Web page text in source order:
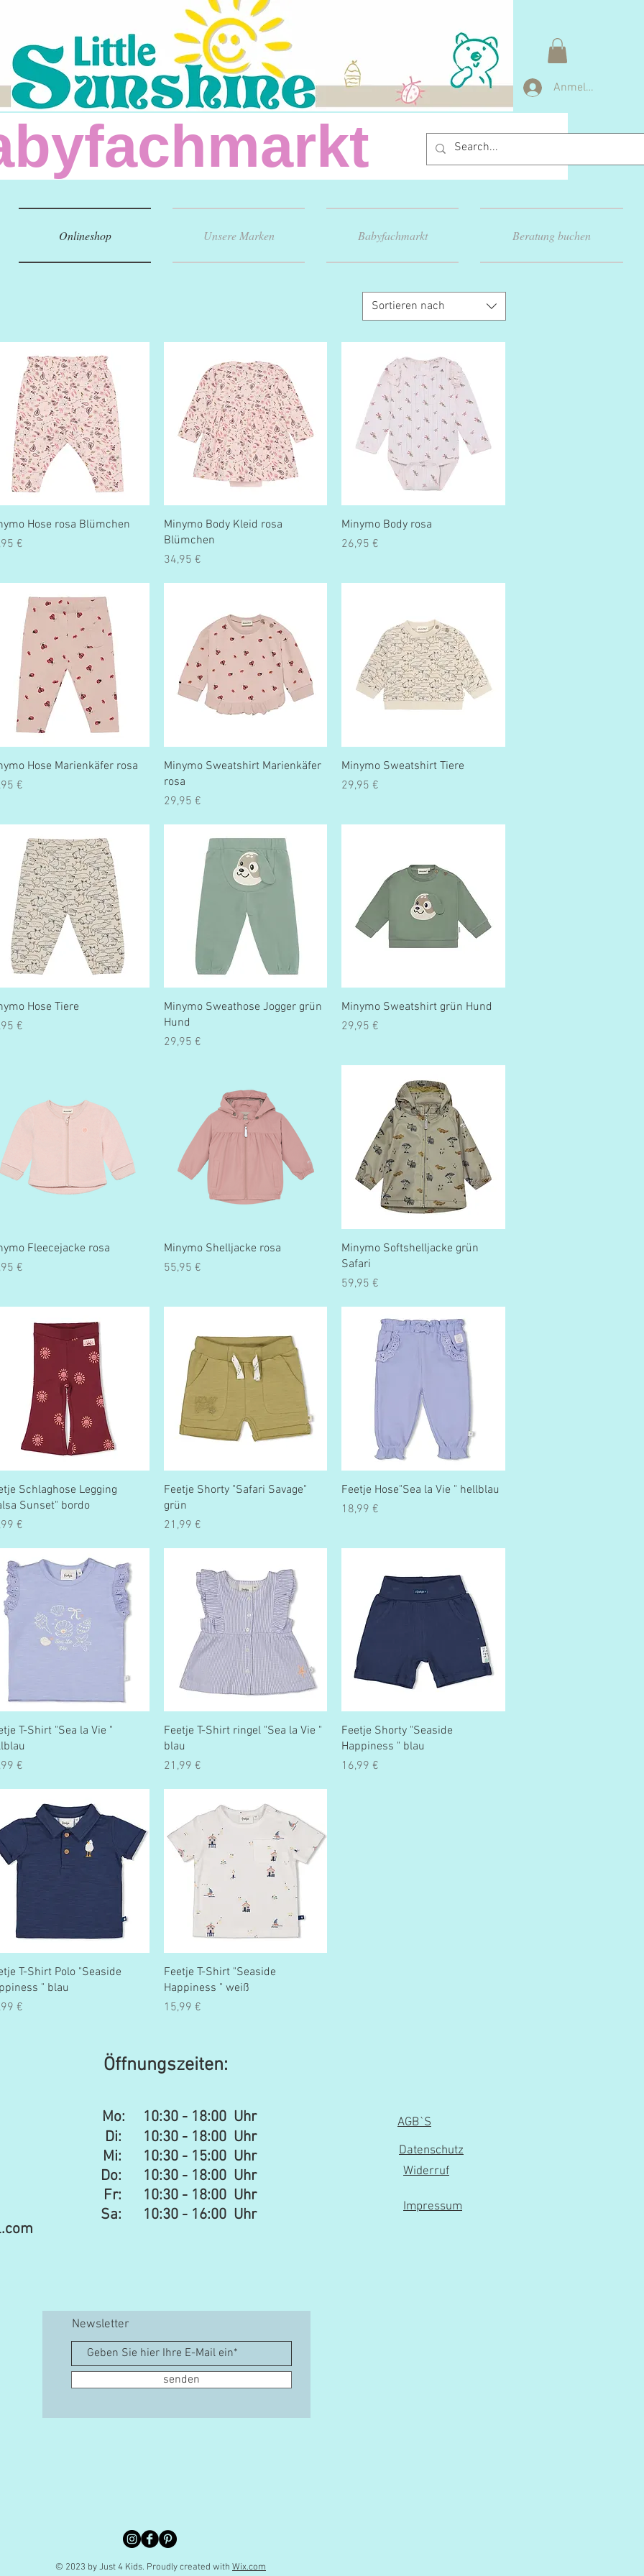
Anmelden
Onlineshop Unsere Marken Babyfachmarkt Beratung buchen
Sortieren nach
Schnellansicht
Hose rosa Blümchen
€
Schnellansicht
Minymo Body Kleid rosa
Blümchen
Preis
34,95 €
Schnellansicht
Minymo Body rosa
Preis
26,95 €
Schnellansicht
Hose Marienkäfer rosa
€
Schnellansicht
Minymo Sweatshirt Marienkäfer
rosa
Preis
29,95 €
Schnellansicht
Minymo Sweatshirt Tiere
Preis
29,95 €
Schnellansicht
Hose Tiere
€
Schnellansicht
Minymo Sweathose Jogger grün
Hund
Preis
29,95 €
Schnellansicht
Minymo Sweatshirt grün Hund
Preis
29,95 €
Schnellansicht
Fleecejacke rosa
€
Schnellansicht
Minymo Shelljacke rosa
Preis
55,95 €
Schnellansicht
Minymo Softshelljacke grün
Safari
Preis
59,95 €
Schnellansicht
Schlaghose Legging
Sunset" bordo
€
Schnellansicht
Feetje Shorty "Safari Savage"
grün
Preis
21,99 €
Schnellansicht
Feetje Hose"Sea la Vie " hellblau
Preis
18,99 €
Schnellansicht
T-Shirt "Sea la Vie "
€
Schnellansicht
Feetje T-Shirt ringel "Sea la Vie "
blau
Preis
21,99 €
Schnellansicht
Feetje Shorty "Seaside
Happiness " blau
Preis
16,99 €
Schnellansicht
T-Shirt Polo "Seaside
" blau
€
Schnellansicht
Feetje T-Shirt "Seaside
Happiness " weiß
Preis
15,99 €
Öffnungszeiten:
Mo: 10:30 - 18:00 Uhr
Di: 10:30 - 18:00 Uhr
Mi: 10:30 - 15:00 Uhr​​
Do: 10:30 - 18:00 Uhr
Fr: 10:30 - 18:00 Uhr
Sa: 10:30 - 16:00 Uhr
AGB`S
Datenschutz
Widerruf
Impressum
Newsletter
senden
© 2023 by Just 4 Kids. Proudly created with Wix.com